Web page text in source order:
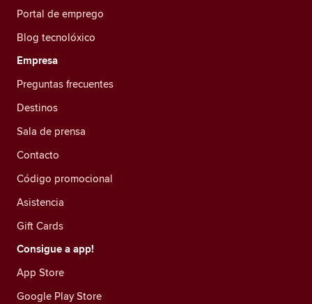
Portal de emprego
Blog tecnolóxico
Empresa
Preguntas frecuentes
Destinos
Sala de prensa
Contacto
Código promocional
Asistencia
Gift Cards
Consigue a app!
App Store
Google Play Store